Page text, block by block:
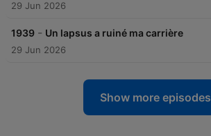
29 Jun 2026
1939 - Un lapsus a ruiné ma carrière
29 Jun 2026
Show more episodes